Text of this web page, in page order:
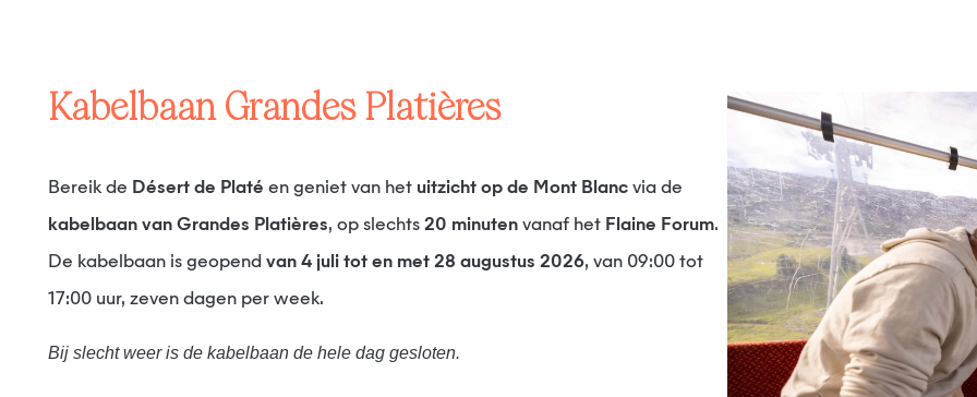
Kabelbaan Grandes Platières
Bereik de Désert de Platé en geniet van het uitzicht op de Mont Blanc via de
kabelbaan van Grandes Platières, op slechts 20 minuten vanaf het Flaine Forum.
De kabelbaan is geopend van 4 juli tot en met 28 augustus 2026, van 09:00 tot
17:00 uur, zeven dagen per week.
Bij slecht weer is de kabelbaan de hele dag gesloten.